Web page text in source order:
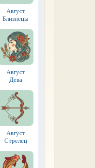
Август
Близнецы
Август
Дева
Август
Стрелец